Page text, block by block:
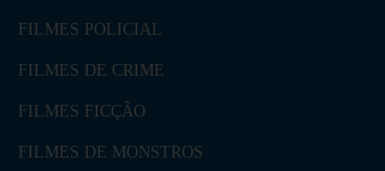
FILMES POLICIAL
FILMES DE CRIME
FILMES FICÇÃO
FILMES DE MONSTROS